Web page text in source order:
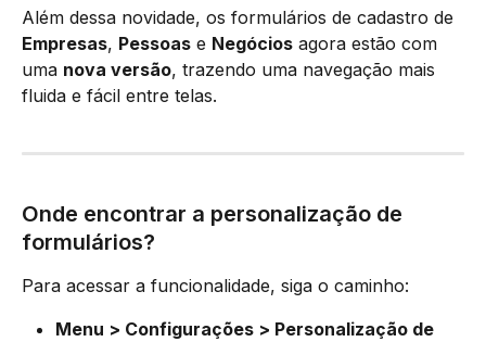
Além dessa novidade, os formulários de cadastro de
Empresas, Pessoas e Negócios agora estão com
uma nova versão, trazendo uma navegação mais
fluida e fácil entre telas.
Onde encontrar a personalização de
formulários?
Para acessar a funcionalidade, siga o caminho:
Menu > Configurações > Personalização de